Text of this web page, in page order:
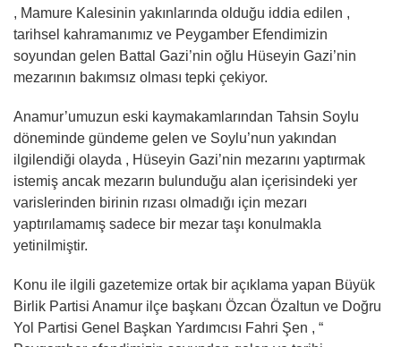
, Mamure Kalesinin yakınlarında olduğu iddia edilen ,
tarihsel kahramanımız ve Peygamber Efendimizin
soyundan gelen Battal Gazi’nin oğlu Hüseyin Gazi’nin
mezarının bakımsız olması tepki çekiyor.
Anamur’umuzun eski kaymakamlarından Tahsin Soylu
döneminde gündeme gelen ve Soylu’nun yakından
ilgilendiği olayda , Hüseyin Gazi’nin mezarını yaptırmak
istemiş ancak mezarın bulunduğu alan içerisindeki yer
varislerinden birinin rızası olmadığı için mezarı
yaptırılamamış sadece bir mezar taşı konulmakla
yetinilmiştir.
Konu ile ilgili gazetemize ortak bir açıklama yapan Büyük
Birlik Partisi Anamur ilçe başkanı Özcan Özaltun ve Doğru
Yol Partisi Genel Başkan Yardımcısı Fahri Şen , “